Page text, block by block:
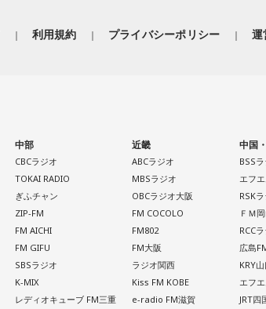
利用規約 プライバシーポリシー 運
中部
CBCラジオ
TOKAI RADIO
ぎふチャン
ZIP-FM
FM AICHI
FM GIFU
SBSラジオ
K-MIX
レディオキューブ FM三重
近畿
ABCラジオ
MBSラジオ
OBCラジオ大阪
FM COCOLO
FM802
FM大阪
ラジオ関西
Kiss FM KOBE
e-radio FM滋賀
中国
BSS
エフ
RSK
ＦＭ
RCC
広島
KRY
エフ
JRT四